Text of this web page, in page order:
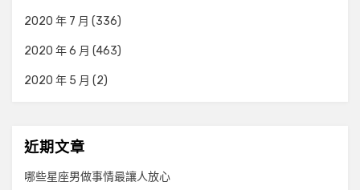
2020 年 7 月 (336)
2020 年 6 月 (463)
2020 年 5 月 (2)
近期文章
哪些星座男做事情最讓人放心